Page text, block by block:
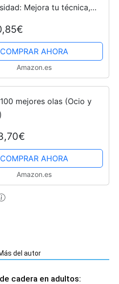
Mejora tu técnica,
(Deportes DK)
COMPRAR AHORA
Amazon.es
mejores olas (Ocio y
COMPRAR AHORA
Amazon.es
del autor
cadera en adultos: